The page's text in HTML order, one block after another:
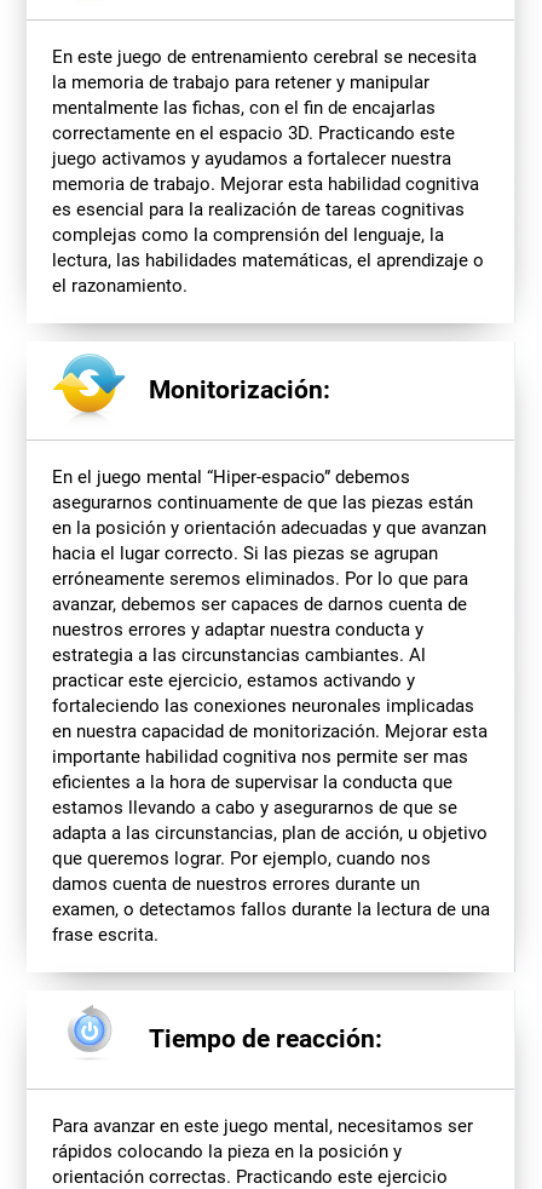
En este juego de entrenamiento cerebral se necesita
la memoria de trabajo para retener y manipular
mentalmente las fichas, con el fin de encajarlas
correctamente en el espacio 3D. Practicando este
juego activamos y ayudamos a fortalecer nuestra
memoria de trabajo. Mejorar esta habilidad cognitiva
es esencial para la realización de tareas cognitivas
complejas como la comprensión del lenguaje, la
lectura, las habilidades matemáticas, el aprendizaje o
el razonamiento.
Monitorización:
En el juego mental “Hiper-espacio” debemos
asegurarnos continuamente de que las piezas están
en la posición y orientación adecuadas y que avanzan
hacia el lugar correcto. Si las piezas se agrupan
erróneamente seremos eliminados. Por lo que para
avanzar, debemos ser capaces de darnos cuenta de
nuestros errores y adaptar nuestra conducta y
estrategia a las circunstancias cambiantes. Al
practicar este ejercicio, estamos activando y
fortaleciendo las conexiones neuronales implicadas
en nuestra capacidad de monitorización. Mejorar esta
importante habilidad cognitiva nos permite ser mas
eficientes a la hora de supervisar la conducta que
estamos llevando a cabo y asegurarnos de que se
adapta a las circunstancias, plan de acción, u objetivo
que queremos lograr. Por ejemplo, cuando nos
damos cuenta de nuestros errores durante un
examen, o detectamos fallos durante la lectura de una
frase escrita.
Tiempo de reacción:
Para avanzar en este juego mental, necesitamos ser
rápidos colocando la pieza en la posición y
orientación correctas. Practicando este ejercicio